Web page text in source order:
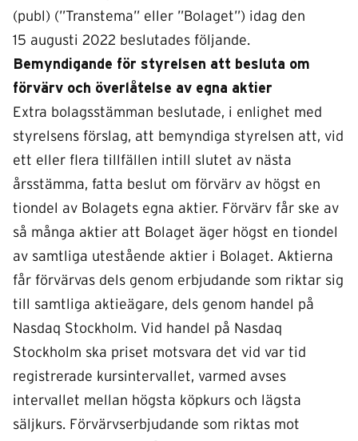
(publ) (”Transtema” eller ”Bolaget”) idag den
15 augusti 2022 beslutades följande.
Bemyndigande för styrelsen att besluta om
förvärv och överlåtelse av egna aktier
Extra bolagsstämman beslutade, i enlighet med
styrelsens förslag, att bemyndiga styrelsen att, vid
ett eller flera tillfällen intill slutet av nästa
årsstämma, fatta beslut om förvärv av högst en
tiondel av Bolagets egna aktier. Förvärv får ske av
så många aktier att Bolaget äger högst en tiondel
av samtliga utestående aktier i Bolaget. Aktierna
får förvärvas dels genom erbjudande som riktar sig
till samtliga aktieägare, dels genom handel på
Nasdaq Stockholm. Vid handel på Nasdaq
Stockholm ska priset motsvara det vid var tid
registrerade kursintervallet, varmed avses
intervallet mellan högsta köpkurs och lägsta
säljkurs. Förvärvserbjudande som riktas mot